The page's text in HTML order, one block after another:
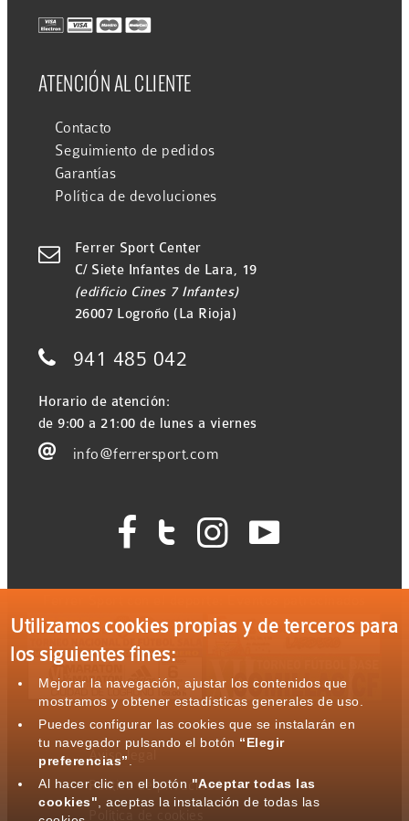
ATENCIÓN AL CLIENTE
Contacto
Seguimiento de pedidos
Garantías
Política de devoluciones

Ferrer Sport Center
C/ Siete Infantes de Lara, 19
(edificio Cines 7 Infantes)
26007 Logroño (La Rioja)
 941 485 042
Horario de atención:
de 9:00 a 21:00 de lunes a viernes
 info@ferrersport.com
   
Aviso legal
Política de privacidad
Utilizamos cookies propias y de terceros para
los siguientes fines:
Mejorar la navegación, ajustar los contenidos que
mostramos y obtener estadísticas generales de uso.
Puedes configurar las cookies que se instalarán en
tu navegador pulsando el botón “Elegir
preferencias”
Al hacer clic en el botón "Aceptar todas las
cookies" , aceptas la instalación de todas las